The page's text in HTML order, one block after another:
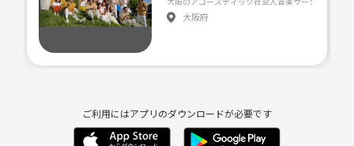
大阪府
ご利用にはアプリのダウンロードが必要です